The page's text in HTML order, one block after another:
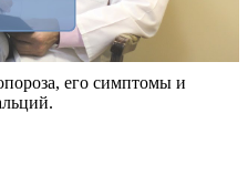
его симптомы и